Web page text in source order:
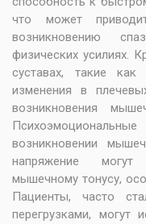
что может
возникновению
физических усилиях.
суставах, такие как
изменения в
возникновения
возникновении
напряжение могут
мышечному тонусу,
Пациенты, часто
перегрузками, могут